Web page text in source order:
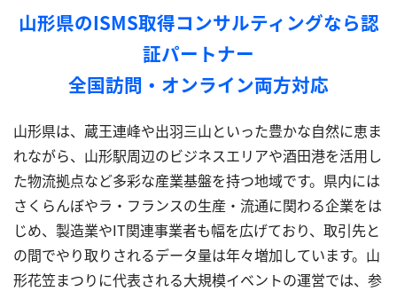
山形県のISMS取得コンサルティングなら認
証パートナー
全国訪問・オンライン両方対応
山形県は、蔵王連峰や出羽三山といった豊かな自然に恵ま
れながら、山形駅周辺のビジネスエリアや酒田港を活用し
た物流拠点など多彩な産業基盤を持つ地域です。県内には
さくらんぼやラ・フランスの生産・流通に関わる企業をは
じめ、製造業やIT関連事業者も幅を広げており、取引先と
の間でやり取りされるデータ量は年々増加しています。山
形花笠まつりに代表される大規模イベントの運営では、参